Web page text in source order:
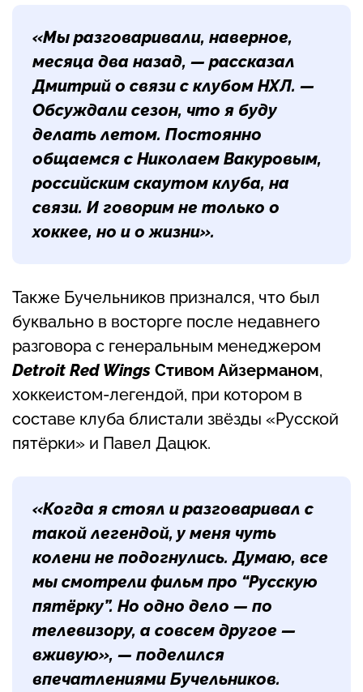
«Мы разговаривали, наверное,
месяца два назад, — рассказал
Дмитрий о связи с клубом НХЛ. —
Обсуждали сезон, что я буду
делать летом. Постоянно
общаемся с Николаем Вакуровым,
российским скаутом клуба, на
связи. И говорим не только о
хоккее, но и о жизни».
Также Бучельников признался, что был
буквально в восторге после недавнего
разговора с генеральным менеджером
Detroit Red Wings Стивом Айзерманом,
хоккеистом-легендой, при котором в
составе клуба блистали звёзды «Русской
пятёрки» и Павел Дацюк.
«Когда я стоял и разговаривал с
такой легендой, у меня чуть
колени не подогнулись. Думаю, все
мы смотрели фильм про “Русскую
пятёрку”. Но одно дело — по
телевизору, а совсем другое —
вживую», — поделился
впечатлениями Бучельников.